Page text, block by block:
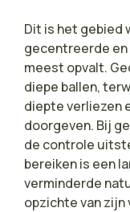
Dit is het gebied
gecentreerde
meest opvalt.
diepe ballen,
diepte verliezen
doorgeven. Bij
de controle
bereiken is een
verminderde
opzichte van zijn